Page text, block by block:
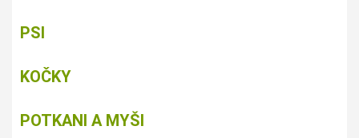
PSI
KOČKY
POTKANI A MYŠI